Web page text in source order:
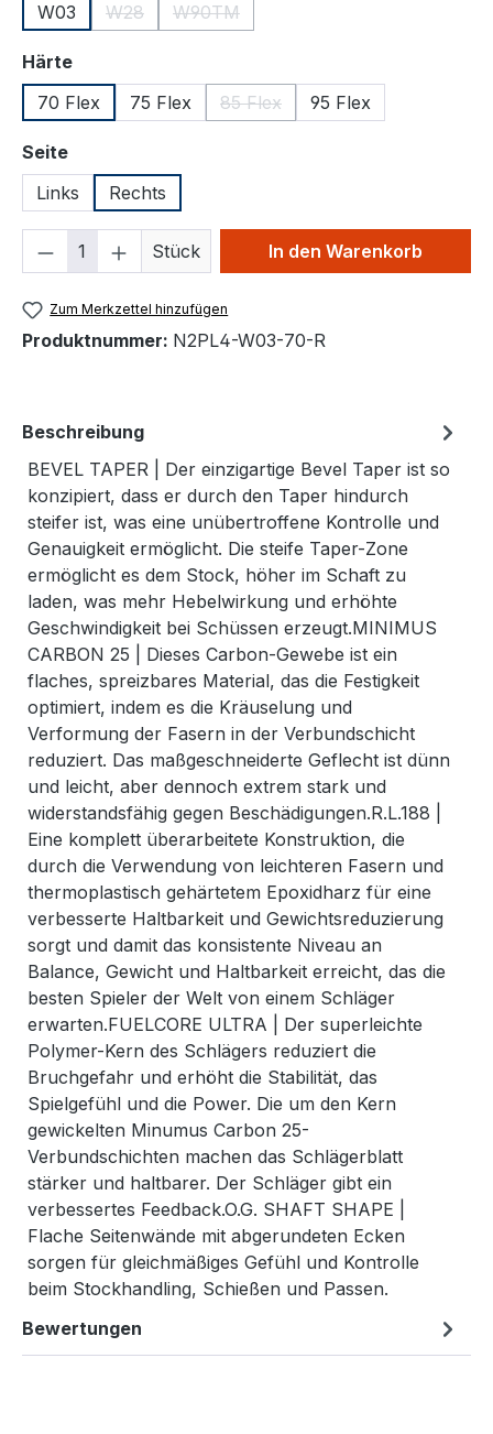
W03
W28
(Diese Option ist zurzeit nicht verfügbar.)
W90TM
(Diese Option ist zurzeit nicht
Härteauswählen
70 Flex
75 Flex 85 Flex
(Diese Option ist zurzeit nicht
95 Flex
Seiteauswählen
Links
Rechts
Produkt Anzahl: Gib den
Stück In den Warenkorb
Zum Merkzettel hinzufügen
Produktnummer: N2PL4-W03-70-R
Beschreibung
BEVEL TAPER | Der einzigartige Bevel Taper ist so
konzipiert, dass er durch den Taper hindurch
steifer ist, was eine unübertroffene Kontrolle und
Genauigkeit ermöglicht. Die steife Taper-Zone
ermöglicht es dem Stock, höher im Schaft zu
laden, was mehr Hebelwirkung und erhöhte
Geschwindigkeit bei Schüssen erzeugt.MINIMUS
CARBON 25 | Dieses Carbon-Gewebe ist ein
flaches, spreizbares Material, das die Festigkeit
optimiert, indem es die Kräuselung und
Verformung der Fasern in der Verbundschicht
reduziert. Das maßgeschneiderte Geflecht ist dünn
und leicht, aber dennoch extrem stark und
widerstandsfähig gegen Beschädigungen.R.L.188 |
Eine komplett überarbeitete Konstruktion, die
durch die Verwendung von leichteren Fasern und
thermoplastisch gehärtetem Epoxidharz für eine
verbesserte Haltbarkeit und Gewichtsreduzierung
sorgt und damit das konsistente Niveau an
Balance, Gewicht und Haltbarkeit erreicht, das die
besten Spieler der Welt von einem Schläger
erwarten.FUELCORE ULTRA | Der superleichte
Polymer-Kern des Schlägers reduziert die
Bruchgefahr und erhöht die Stabilität, das
Spielgefühl und die Power. Die um den Kern
gewickelten Minumus Carbon 25-
Verbundschichten machen das Schlägerblatt
stärker und haltbarer. Der Schläger gibt ein
verbessertes Feedback.O.G. SHAFT SHAPE |
Flache Seitenwände mit abgerundeten Ecken
sorgen für gleichmäßiges Gefühl und Kontrolle
beim Stockhandling, Schießen und Passen.
Bewertungen